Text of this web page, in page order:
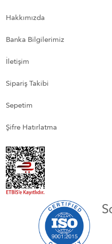
Hakkımızda
Banka Bilgilerimiz
İletişim
Sipariş Takibi
Sepetim
Şifre Hatırlatma